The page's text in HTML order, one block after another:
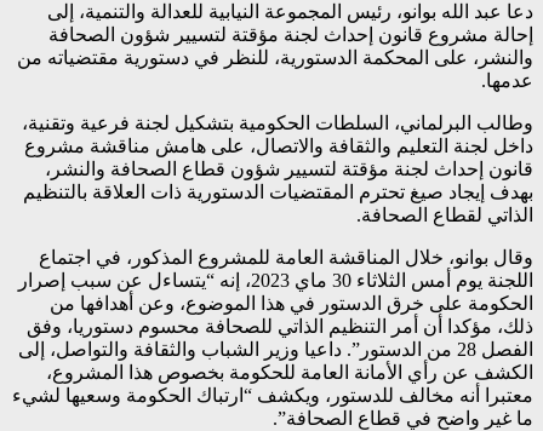
دعا عبد الله بوانو، رئيس المجموعة النيابية للعدالة والتنمية، إلى
إحالة مشروع قانون إحداث لجنة مؤقتة لتسيير شؤون الصحافة
والنشر، على المحكمة الدستورية، للنظر في دستورية مقتضياته من
عدمها.
وطالب البرلماني، السلطات الحكومية بتشكيل لجنة فرعية وتقنية،
داخل لجنة التعليم والثقافة والاتصال، على هامش مناقشة مشروع
قانون إحداث لجنة مؤقتة لتسيير شؤون قطاع الصحافة والنشر،
بهدف إيجاد صيغ تحترم المقتضيات الدستورية ذات العلاقة بالتنظيم
الذاتي لقطاع الصحافة.
وقال بوانو، خلال المناقشة العامة للمشروع المذكور، في اجتماع
اللجنة يوم أمس الثلاثاء 30 ماي 2023، إنه “يتساءل عن سبب إصرار
الحكومة على خرق الدستور في هذا الموضوع، وعن أهدافها من
ذلك، مؤكدا أن أمر التنظيم الذاتي للصحافة محسوم دستوريا، وفق
الفصل 28 من الدستور”. داعيا وزير الشباب والثقافة والتواصل، إلى
الكشف عن رأي الأمانة العامة للحكومة بخصوص هذا المشروع،
معتبرا أنه مخالف للدستور، ويكشف “ارتباك الحكومة وسعيها لشيء
ما غير واضح في قطاع الصحافة”.